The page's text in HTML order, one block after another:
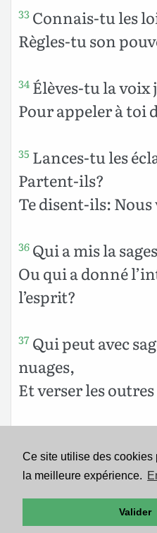
Ce site utilise des cookies
la meilleure expérience.
Valider
33 Connais-tu les
Règles-tu son
34 Élèves-tu la voix
Pour appeler à toi
35 Lances-tu les
Partent-ils?
Te disent-ils: Nous
36 Qui a mis la
Ou qui a donné
l’esprit?
37 Qui peut avec
nuages,
Et verser les
ruisseler,
Et que les mottes
ensemble?